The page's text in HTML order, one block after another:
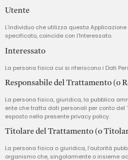
Utente
L'individuo che utilizza questa
specificato, coincide con l'Interessato.
Interessato
La persona fisica cui si riferiscono i Dati
Responsabile del Trattamento (o
La persona fisica, giuridica, la pubblica
ente che tratta dati personali per conto del
esposto nella presente privacy policy.
Titolare del Trattamento (o
La persona fisica o giuridica, l'autorità
organismo che, singolarmente o insieme